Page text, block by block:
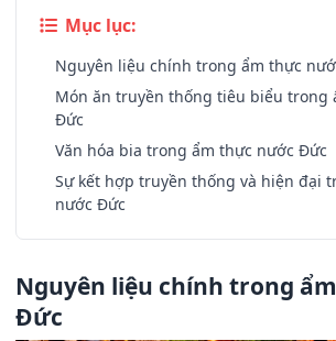
Mục lục:
Nguyên liệu chính trong ẩm thực
Món ăn truyền thống tiêu biểu trong
Đức
Văn hóa bia trong ẩm thực nước Đức
Sự kết hợp truyền thống và hiện đại
nước Đức
Nguyên liệu chính trong
Đức